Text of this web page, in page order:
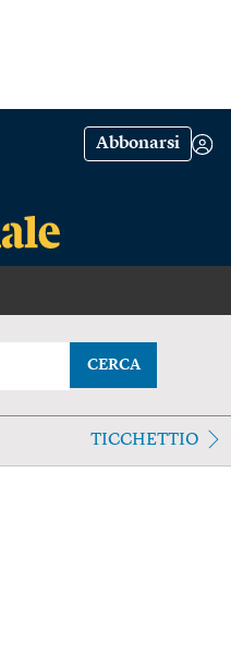
Abbonarsi
CERCA
TICCHETTIO